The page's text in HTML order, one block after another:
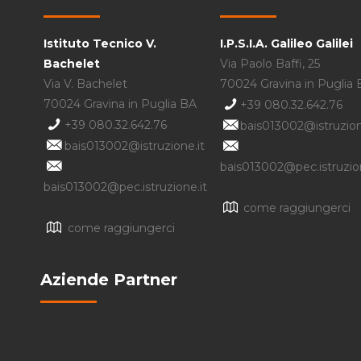
Istituto Tecnico V.
Bachelet
Via V. Bachelet
70024 Gravina in Puglia BA
+39 080.32.642.76
bais013002@istruzione.it
bais013002@pec.istruzione.it
come raggiungerci
I.P.S.I.A. Galileo Galilei
Via Paolo Baffi, 25
70024 Gravina in Puglia
+39 080.32.642.76
come raggiungerci
Aziende Partner